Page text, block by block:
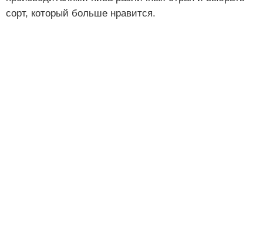
сорт, который больше нравится.